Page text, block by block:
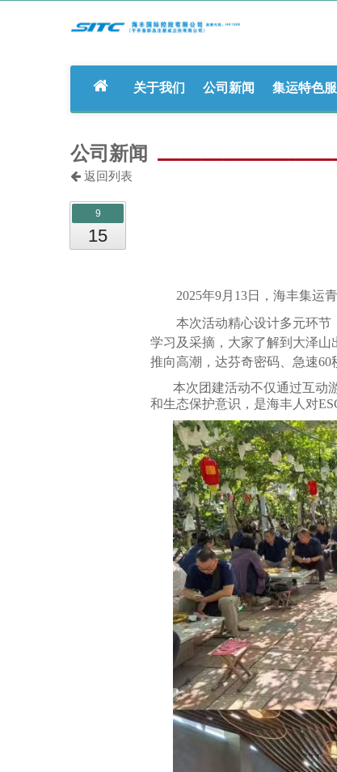
关于我们 公司新闻 集运特色
公司新闻
返回列表
9
15
2025年9月13日，海丰集运
本次活动精心设计多元环
学习及采摘，大家了解到大泽
推向高潮，达芬奇密码、急速
本次团建活动不仅通过互动
和生态保护意识，是海丰人对